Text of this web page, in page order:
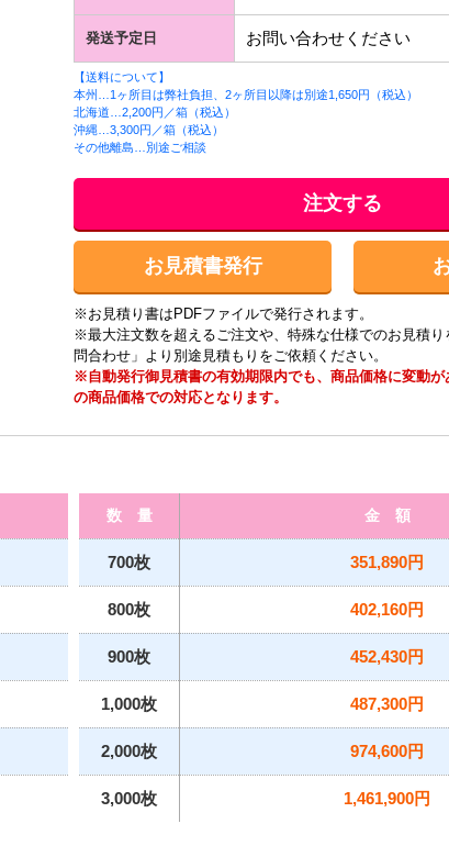
発送予定日 お問い合わせください
【送料について】
本州…1ヶ所目は弊社負担、2ヶ所目以降は別途1,650円（税込）
北海道…2,200円／箱（税込）
沖縄…3,300円／箱（税込）
その他離島…別途ご相談
注文する
お見積書発行
※お見積り書はPDFファイルで発行されます。
※最大注文数を超えるご注文や、特殊な仕様でのお見積り
問合わせ」より別途見積もりをご依頼ください。
※自動発行御見積書の有効期限内でも、商品価格に変動
の商品価格での対応となります。
数 量 金 額
700枚 351,890円
800枚 402,160円
900枚 452,430円
1,000枚 487,300円
2,000枚 974,600円
3,000枚 1,461,900円